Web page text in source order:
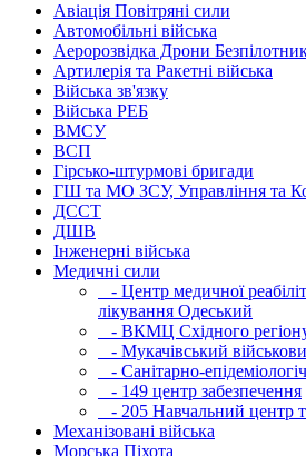
Авіація Повітряні сили
Автомобільні війська
Аеророзвідка Дрони
Артилерія та Ракетні війська
Війська зв'язку
Війська РЕБ
ВМСУ
ВСП
Гірсько-штурмові бригади
ГШ та МО ЗСУ, Управління та
ДССТ
ДШВ
Інженерні війська
Медичні сили
- Центр медичної
лікування Одеський
- ВКМЦ Східного
- Мукачівський
- Санітарно-
- 149 центр забезпечення
- 205 Навчальний центр
Механізовані війська
Морська Піхота